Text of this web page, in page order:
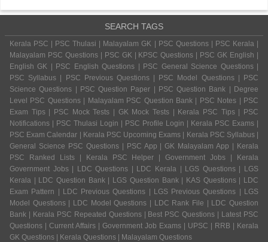
SEARCH TAGS
Kerala PSC | PSC Thulasi | Malayalam GK | PSC Questions | PSC Kerala |
Malayalam PSC Questions | PSC GK | KPSC Questions | PSC GK English |
English GK | PSC English Questions | PSC General Science Questions |
PSC Syllabus | PSC Previous Questions | PSC Model Questions | PSC
Science Questions | PSC Question Paper | PSC Question Bank | Degree
Level PSC Questions | Malayalam PSC Question Bank | PSC Notes | PSC
Exam Tips | PSC Mock Tests | GK Mock Tests | Kerala PSC Tips | PSC
Notifications | PSC Thulasi Login | PSC Profile Login | Kerala PSC Exams |
PSC Exam Calendar | Kerala PSC Upcoming Exams | Kerala PSC Syllabus |
General Science PSC Questions | PSC App | GK Malayalam App | Kerala
PSC Ranked Lists | Kerala PSC Helper | Government Jobs | Kerala
Government Jobs | LDC Questions | LDC Kerala | LGS Questions | LGS
Kerala | LDC Question Bank | LGS Question Bank | KAS Questions | LDC
Exam Pattern | LDC Previous Questions | LGS Previous Questions | LGS
Model Questions | LDC Model Questions | LDC Rank File | LDC Question
Bank | Kerala PSC Repeated Questions | Best PSC Questions | Latest PSC
Questions | Current Affairs | Government Job Exams | UPSC | RRB | Kerala
GK Questions | Kerala Questions | Malayalam Questions